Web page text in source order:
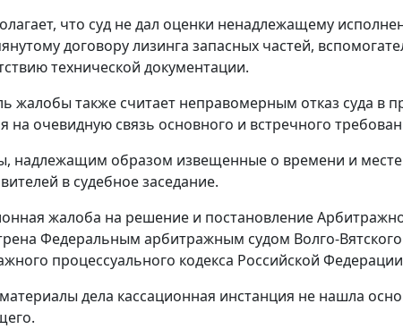
что суд не дал оценки ненадлежащему
договору лизинга запасных частей,
технической документации.
жалобы также считает неправомерным отказ суда в
на очевидную связь основного и встречного
надлежащим образом извещенные о времени и
в судебное заседание.
жалоба на решение и постановление
Федеральным арбитражным судом Волго-
процессуального кодекса Российской
дела кассационная инстанция не нашла